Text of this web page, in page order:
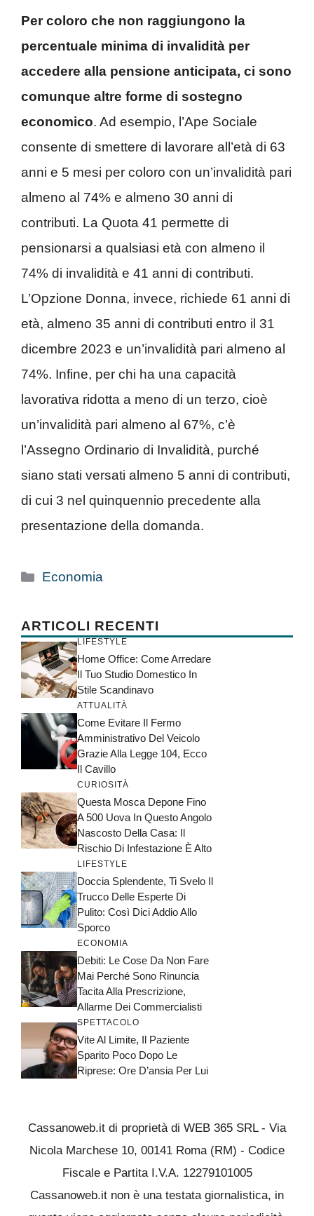
Per coloro che non raggiungono la
percentuale minima di invalidità per
accedere alla pensione anticipata, ci sono
comunque altre forme di sostegno
economico. Ad esempio, l’Ape Sociale
consente di smettere di lavorare all’età di 63
anni e 5 mesi per coloro con un’invalidità pari
almeno al 74% e almeno 30 anni di
contributi. La Quota 41 permette di
pensionarsi a qualsiasi età con almeno il
74% di invalidità e 41 anni di contributi.
L’Opzione Donna, invece, richiede 61 anni di
età, almeno 35 anni di contributi entro il 31
dicembre 2023 e un’invalidità pari almeno al
74%. Infine, per chi ha una capacità
lavorativa ridotta a meno di un terzo, cioè
un’invalidità pari almeno al 67%, c’è
l’Assegno Ordinario di Invalidità, purché
siano stati versati almeno 5 anni di contributi,
di cui 3 nel quinquennio precedente alla
presentazione della domanda.
Categorie
Economia
ARTICOLI RECENTI
LIFESTYLE
Home Office: Come Arredare
Il Tuo Studio Domestico In
Stile Scandinavo
ATTUALITÀ
Come Evitare Il Fermo
Amministrativo Del Veicolo
Grazie Alla Legge 104, Ecco
Il Cavillo
CURIOSITÀ
Questa Mosca Depone Fino
A 500 Uova In Questo Angolo
Nascosto Della Casa: Il
Rischio Di Infestazione È Alto
LIFESTYLE
Doccia Splendente, Ti Svelo Il
Trucco Delle Esperte Di
Pulito: Così Dici Addio Allo
Sporco
ECONOMIA
Debiti: Le Cose Da Non Fare
Mai Perché Sono Rinuncia
Tacita Alla Prescrizione,
Allarme Dei Commercialisti
SPETTACOLO
Vite Al Limite, Il Paziente
Sparito Poco Dopo Le
Riprese: Ore D’ansia Per Lui
Cassanoweb.it di proprietà di WEB 365 SRL - Via
Nicola Marchese 10, 00141 Roma (RM) - Codice
Fiscale e Partita I.V.A. 12279101005
Cassanoweb.it non è una testata giornalistica, in